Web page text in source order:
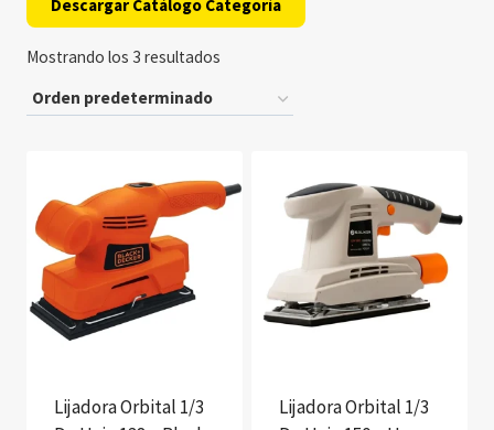
Descargar Catálogo Categoría
Mostrando los 3 resultados
Lijadora Orbital 1/3
Lijadora Orbital 1/3